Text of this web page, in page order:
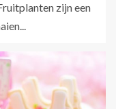
zijn een